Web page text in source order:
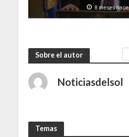
8 meses hace
Sobre el autor
Noticiasdelsol
Temas